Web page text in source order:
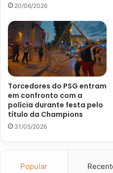
20/06/2026
Torcedores do PSG entram
em confronto com a
polícia durante festa pelo
título da Champions
31/05/2026
Popular